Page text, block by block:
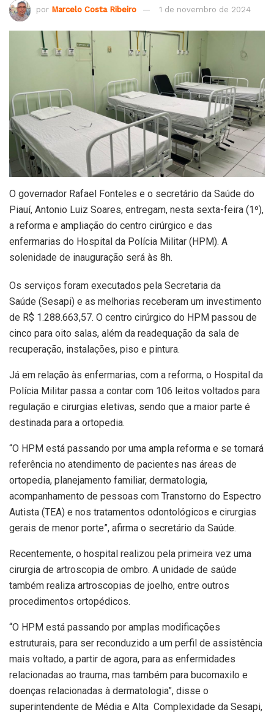
por Marcelo Costa Ribeiro 1 de novembro de 2024
O governador Rafael Fonteles e o secretário da Saúde do
Piauí, Antonio Luiz Soares, entregam, nesta sexta-feira (1º),
a reforma e ampliação do centro cirúrgico e das
enfermarias do Hospital da Polícia Militar (HPM). A
solenidade de inauguração será às 8h.
Os serviços foram executados pela Secretaria da
Saúde (Sesapi) e as melhorias receberam um investimento
de R$ 1.288.663,57. O centro cirúrgico do HPM passou de
cinco para oito salas, além da readequação da sala de
recuperação, instalações, piso e pintura.
Já em relação às enfermarias, com a reforma, o Hospital da
Polícia Militar passa a contar com 106 leitos voltados para
regulação e cirurgias eletivas, sendo que a maior parte é
destinada para a ortopedia.
“O HPM está passando por uma ampla reforma e se tornará
referência no atendimento de pacientes nas áreas de
ortopedia, planejamento familiar, dermatologia,
acompanhamento de pessoas com Transtorno do Espectro
Autista (TEA) e nos tratamentos odontológicos e cirurgias
gerais de menor porte”, afirma o secretário da Saúde.
Recentemente, o hospital realizou pela primeira vez uma
cirurgia de artroscopia de ombro. A unidade de saúde
também realiza artroscopias de joelho, entre outros
procedimentos ortopédicos.
“O HPM está passando por amplas modificações
estruturais, para ser reconduzido a um perfil de assistência
mais voltado, a partir de agora, para as enfermidades
relacionadas ao trauma, mas também para bucomaxilo e
doenças relacionadas à dermatologia”, disse o
superintendente de Média e Alta Complexidade da Sesapi,